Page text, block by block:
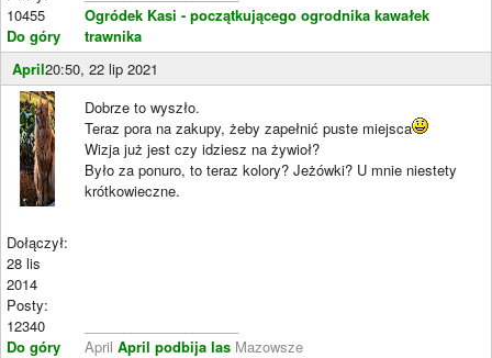
10455
Do góry
Ogródek Kasi - początkującego ogrodnika kawałek
trawnika
April20:50, 22 lip 2021
Dołączył:
28 lis
2014
Posty:
12340
Do góry
Dobrze to wyszło.
Teraz pora na zakupy, żeby zapełnić puste miejsca
Wizja już jest czy idziesz na żywioł?
Było za ponuro, to teraz kolory? Jeżówki? U mnie niestety
krótkowieczne.
April April podbija las Mazowsze